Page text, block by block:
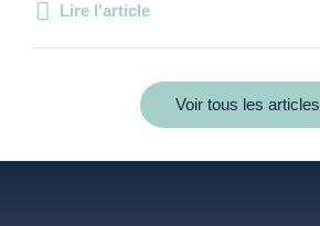
Lire l'article
Voir tous les articles